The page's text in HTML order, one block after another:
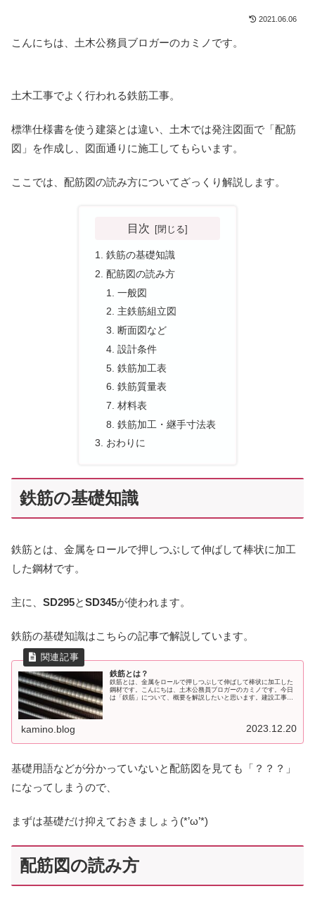
2021.06.06
こんにちは、土木公務員ブロガーのカミノです。
土木工事でよく行われる鉄筋工事。
標準仕様書を使う建築とは違い、土木では発注図面で「配筋
図」を作成し、図面通りに施工してもらいます。
ここでは、配筋図の読み方についてざっくり解説します。
目次
鉄筋の基礎知識
配筋図の読み方
一般図
主鉄筋組立図
断面図など
設計条件
鉄筋加工表
鉄筋質量表
材料表
鉄筋加工・継手寸法表
おわりに
鉄筋の基礎知識
鉄筋とは、金属をロールで押しつぶして伸ばして棒状に加工
した鋼材です。
主に、 SD295とSD345が使われます。
鉄筋の基礎知識はこちらの記事で解説しています。
鉄筋とは？
鉄筋とは、金属をロールで押しつぶして伸ばして棒状に加工した
鋼材です。こんにちは、土木公務員ブロガーのカミノです。今日
は「鉄筋」について、概要を解説したいと思います。建設工事で
kamino.blog 2023.12.20
基礎用語などが分かっていないと配筋図を見ても「？？？」
になってしまうので、
まずは基礎だけ抑えておきましょう(*’ω’*)
配筋図の読み方